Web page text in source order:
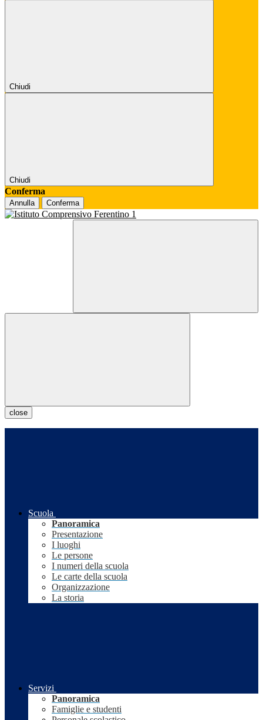
Chiudi
Chiudi
Conferma
Annulla Conferma
close
Scuola
Panoramica
Presentazione
I luoghi
Le persone
I numeri della scuola
Le carte della scuola
Organizzazione
La storia
Servizi
Panoramica
Famiglie e studenti